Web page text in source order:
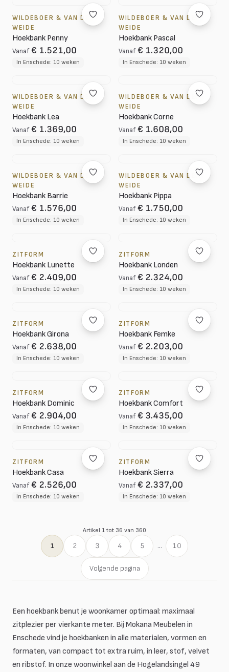
WILDEBOER & VAN DER
WEIDE
Hoekbank Penny
Vanaf € 1.521,00
In Enschede: 10 weken
WILDEBOER & VAN DER
WEIDE
Hoekbank Pascal
Vanaf € 1.320,00
In Enschede: 10 weken
WILDEBOER & VAN DER
WEIDE
Hoekbank Lea
Vanaf € 1.369,00
In Enschede: 10 weken
WILDEBOER & VAN DER
WEIDE
Hoekbank Corne
Vanaf € 1.608,00
In Enschede: 10 weken
WILDEBOER & VAN DER
WEIDE
Hoekbank Barrie
Vanaf € 1.576,00
In Enschede: 10 weken
WILDEBOER & VAN DER
WEIDE
Hoekbank Pippa
Vanaf € 1.750,00
In Enschede: 10 weken
ZITFORM
Hoekbank Lunette
Vanaf € 2.409,00
In Enschede: 10 weken
ZITFORM
Hoekbank Londen
Vanaf € 2.324,00
In Enschede: 10 weken
ZITFORM
Hoekbank Girona
Vanaf € 2.638,00
In Enschede: 10 weken
ZITFORM
Hoekbank Femke
Vanaf € 2.203,00
In Enschede: 10 weken
ZITFORM
Hoekbank Dominic
Vanaf € 2.904,00
In Enschede: 10 weken
ZITFORM
Hoekbank Comfort
Vanaf € 3.435,00
In Enschede: 10 weken
ZITFORM
Hoekbank Casa
Vanaf € 2.526,00
In Enschede: 10 weken
ZITFORM
Hoekbank Sierra
Vanaf € 2.337,00
In Enschede: 10 weken
Artikel 1 tot 36 van 360
1 2 3 4 5 ... 10
Volgende pagina
Een hoekbank benut je woonkamer optimaal: maximaal
zitplezier per vierkante meter. Bij Mokana Meubelen in
Enschede vind je hoekbanken in alle materialen, vormen en
formaten, van compact tot extra ruim, in leer, stof, velvet
en ribstof. In onze woonwinkel aan de Hogelandsingel 49